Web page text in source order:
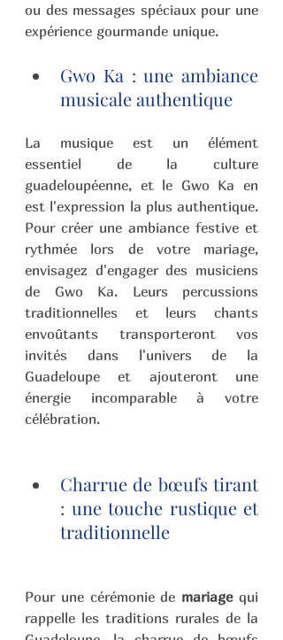
ou des messages spéciaux pour une
expérience gourmande unique.
Gwo Ka : une ambiance
musicale authentique
La musique est un élément
essentiel de la culture
guadeloupéenne, et le Gwo Ka en
est l'expression la plus authentique.
Pour créer une ambiance festive et
rythmée lors de votre mariage,
envisagez d'engager des musiciens
de Gwo Ka. Leurs percussions
traditionnelles et leurs chants
envoûtants transporteront vos
invités dans l'univers de la
Guadeloupe et ajouteront une
énergie incomparable à votre
célébration.
Charrue de bœufs tirant
: une touche rustique et
traditionnelle
Pour une cérémonie de mariage qui
rappelle les traditions rurales de la